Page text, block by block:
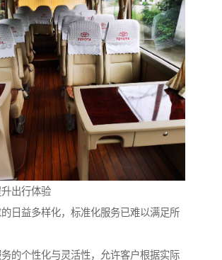
出行体验
日益多样化，标准化服务已难以满足所
的个性化与灵活性，允许客户根据实际